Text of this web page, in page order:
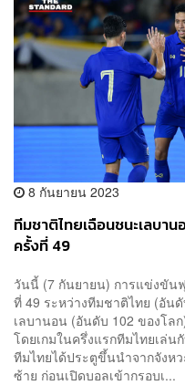
8 กันยายน 2023
ทีมชาติไทยเฉือนชนะเลบา
ครั้งที่ 49
วันนี้ (7 กันยายน) การแข่งขัน
ที่ 49 ระหว่างทีมชาติไทย (อัน
เลบานอน (อันดับ 102 ของโล
โดยเกมในครึ่งแรกทีมไทยเล่
ทีมไทยได้ประตูขึ้นนำจากจังห
ซ้าย ก่อนเปิดบอลเข้ากรอบเ...